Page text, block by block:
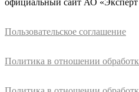
официальный сайт АО
Пользовательское соглашение
Политика в отношении